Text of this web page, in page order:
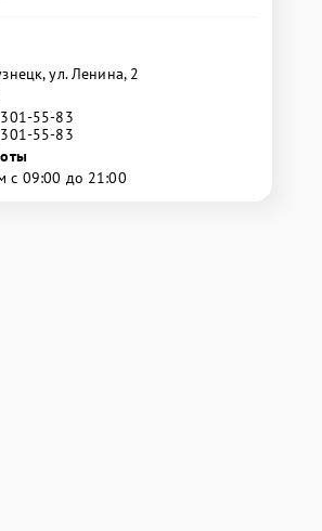
ул. Ленина, 2
55-83
55-83
с 09:00 до 21:00